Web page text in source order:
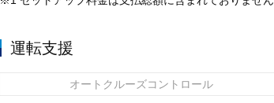
運転支援
オートクルーズコントロール